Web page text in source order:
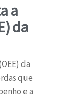
a
da
da
que
e a